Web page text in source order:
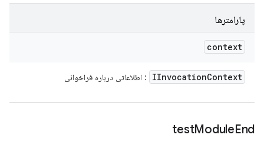
پارامترها
context
IInvocationContext : اطلاعاتی درباره فراخوانی
testModuleEnd